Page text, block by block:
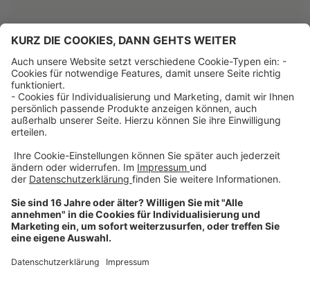
Über uns
Dehner Unternehmen
Jobs bei Dehner